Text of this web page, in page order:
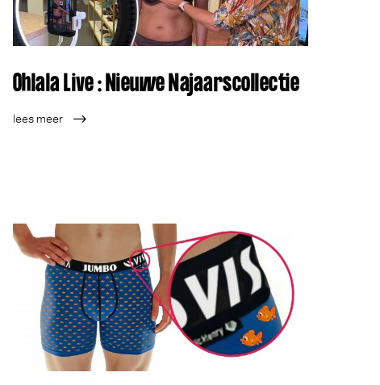
Ohlala Live : Nieuwe Najaarscollectie
lees meer